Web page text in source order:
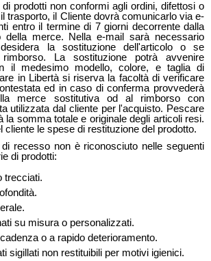
prodotti non conformi agli ordini, difettosi o
trasporto, il Cliente dovrà comunicarlo via e-
entro il termine di 7 giorni decorrente dalla
della merce. Nella e-mail sarà necessario
la sostituzione dell'articolo o se
La sostituzione potrà avvenire
il medesimo modello, colore, e taglia di
in Libertà si riserva la facoltà di verificare
ed in caso di conferma provvederà
merce sostitutiva od al rimborso con
utilizzata dal cliente per l'acquisto. Pescare
la somma totale e originale degli articoli resi.
cliente le spese di restituzione del prodotto.
di recesso non è riconosciuto nelle seguenti
di prodotti:
trecciati.
su misura o personalizzati.
o a rapido deterioramento.
sigillati non restituibili per motivi igienici.